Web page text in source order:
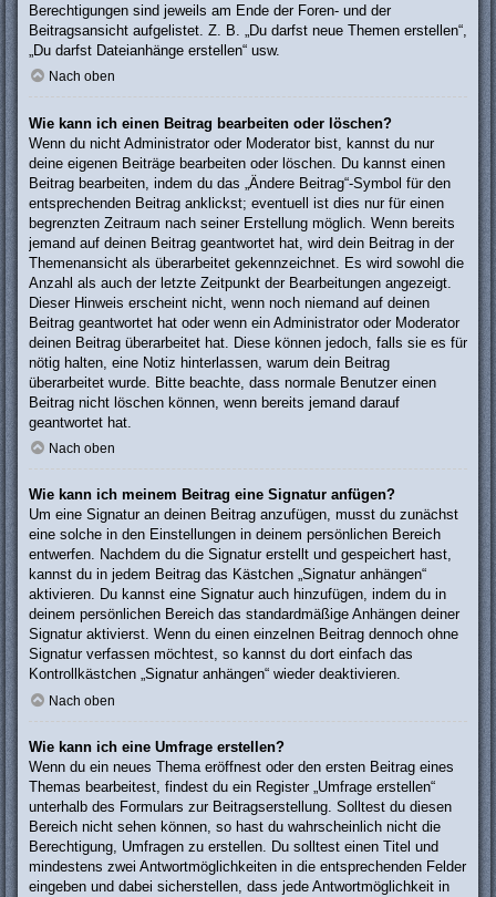
Berechtigungen sind jeweils am Ende der Foren- und der
Beitragsansicht aufgelistet. Z. B. „Du darfst neue Themen erstellen“,
„Du darfst Dateianhänge erstellen“ usw.
Nach oben
Wie kann ich einen Beitrag bearbeiten oder löschen?
Wenn du nicht Administrator oder Moderator bist, kannst du nur
deine eigenen Beiträge bearbeiten oder löschen. Du kannst einen
Beitrag bearbeiten, indem du das „Ändere Beitrag“-Symbol für den
entsprechenden Beitrag anklickst; eventuell ist dies nur für einen
begrenzten Zeitraum nach seiner Erstellung möglich. Wenn bereits
jemand auf deinen Beitrag geantwortet hat, wird dein Beitrag in der
Themenansicht als überarbeitet gekennzeichnet. Es wird sowohl die
Anzahl als auch der letzte Zeitpunkt der Bearbeitungen angezeigt.
Dieser Hinweis erscheint nicht, wenn noch niemand auf deinen
Beitrag geantwortet hat oder wenn ein Administrator oder Moderator
deinen Beitrag überarbeitet hat. Diese können jedoch, falls sie es für
nötig halten, eine Notiz hinterlassen, warum dein Beitrag
überarbeitet wurde. Bitte beachte, dass normale Benutzer einen
Beitrag nicht löschen können, wenn bereits jemand darauf
geantwortet hat.
Nach oben
Wie kann ich meinem Beitrag eine Signatur anfügen?
Um eine Signatur an deinen Beitrag anzufügen, musst du zunächst
eine solche in den Einstellungen in deinem persönlichen Bereich
entwerfen. Nachdem du die Signatur erstellt und gespeichert hast,
kannst du in jedem Beitrag das Kästchen „Signatur anhängen“
aktivieren. Du kannst eine Signatur auch hinzufügen, indem du in
deinem persönlichen Bereich das standardmäßige Anhängen deiner
Signatur aktivierst. Wenn du einen einzelnen Beitrag dennoch ohne
Signatur verfassen möchtest, so kannst du dort einfach das
Kontrollkästchen „Signatur anhängen“ wieder deaktivieren.
Nach oben
Wie kann ich eine Umfrage erstellen?
Wenn du ein neues Thema eröffnest oder den ersten Beitrag eines
Themas bearbeitest, findest du ein Register „Umfrage erstellen“
unterhalb des Formulars zur Beitragserstellung. Solltest du diesen
Bereich nicht sehen können, so hast du wahrscheinlich nicht die
Berechtigung, Umfragen zu erstellen. Du solltest einen Titel und
mindestens zwei Antwortmöglichkeiten in die entsprechenden Felder
eingeben und dabei sicherstellen, dass jede Antwortmöglichkeit in